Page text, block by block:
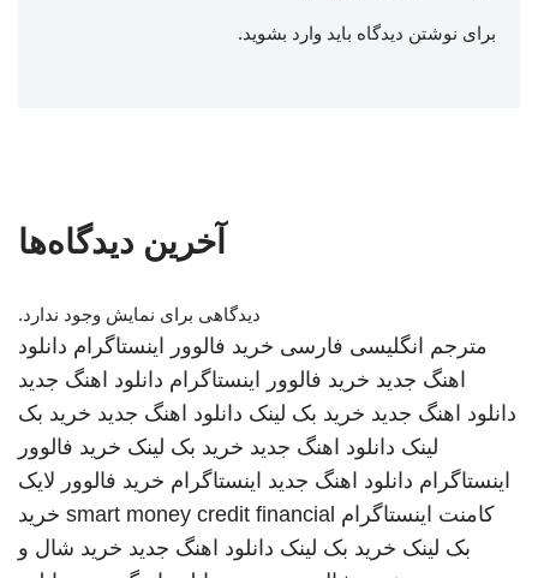
برای نوشتن دیدگاه باید وارد بشوید.
آخرین دیدگاه‌ها
دیدگاهی برای نمایش وجود ندارد.
مترجم انگلیسی فارسی خرید فالوور اینستاگرام دانلود
اهنگ جدید خرید فالوور اینستاگرام دانلود اهنگ جدید
دانلود اهنگ جدید خرید بک لینک دانلود اهنگ جدید خرید بک
لینک دانلود اهنگ جدید خرید بک لینک خرید فالوور
اینستاگرام دانلود اهنگ جدید اینستاگرام خرید فالوور لایک
کامنت اینستاگرام smart money credit financial خرید
بک لینک خرید بک لینک دانلود اهنگ جدید خرید شال و